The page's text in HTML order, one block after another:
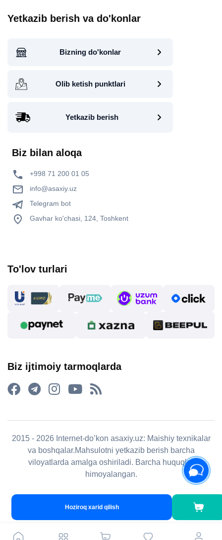
Hoziroq xarid qilish
Yetkazib berish va do'konlar
Bizning do'konlar
Olib ketish punktlari
Yetkazib berish
Biz bilan aloqa
+998 71 200 01 05
info@asaxiy.uz
Telegram bot
Gavhar ko'chasi, 124, Toshkent
To'lov turlari
Biz ijtimoiy tarmoqlarda
2015 - 2026 Internet-do’kon asaxiy.uz: Maishiy texnikalar
va boshqalar.Mahsulotni yetkazib berish barcha
viloyatlarda amalga oshiriladi. Barcha huquqlar
himoyalangan.